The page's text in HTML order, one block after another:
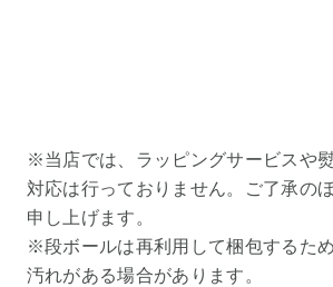
※当店では、ラッピングサービスや
対応は行っておりません。ご了承の
申し上げます。
※段ボールは再利用して梱包するた
汚れがある場合があります。